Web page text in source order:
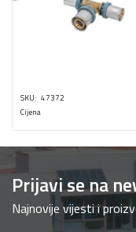
SKU 47372
Cijena
Prijavi se na
Najnovije vijesti i